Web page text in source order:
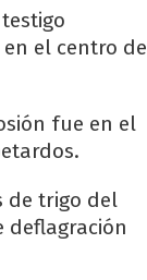
el centro de
fue en el
de trigo del
deflagración